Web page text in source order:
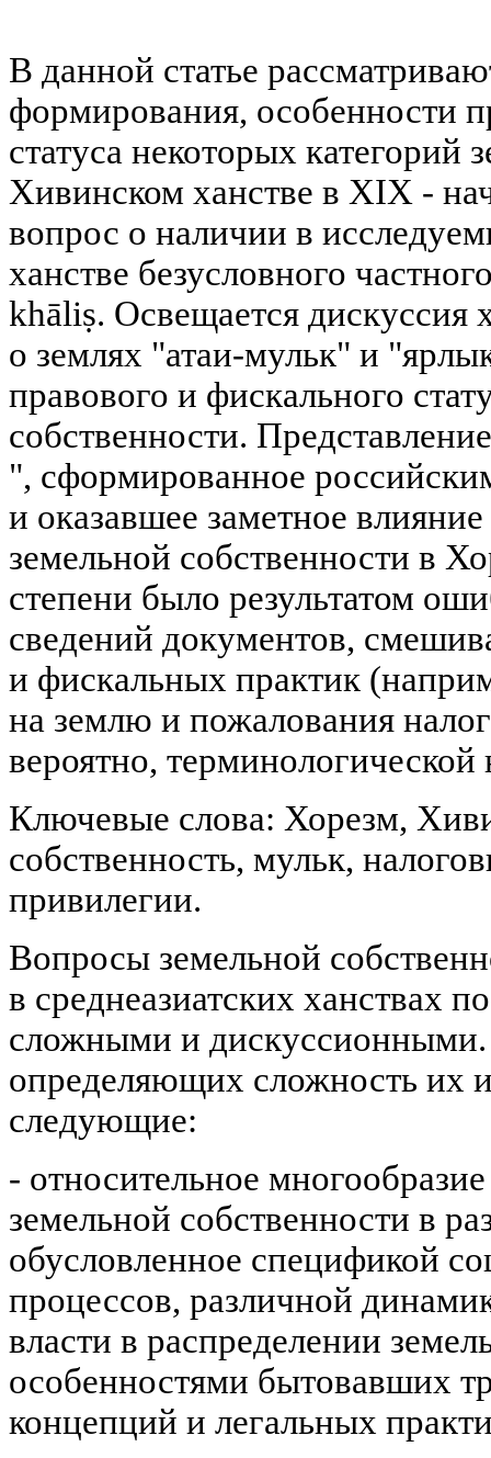
В данной статье
формирования, особенности
статуса некоторых категорий
Хивинском ханстве в XIX -
вопрос о наличии в
ханстве безусловного
khāliṣ. Освещается дискуссия
о землях "атаи-мульк" и
правового и фискального
собственности.
", сформированное
и оказавшее заметное
земельной собственности в
степени было результатом
сведений документов,
и фискальных практик
на землю и пожалования
вероятно,
Ключевые слова: Хорезм,
собственность, мульк,
привилегии.
Вопросы земельной
в среднеазиатских ханствах
сложными и
определяющих сложность их
следующие:
- относительное
земельной собственности в
обусловленное спецификой
процессов, различной
власти в распределении
особенностями бытовавших
концепций и легальных